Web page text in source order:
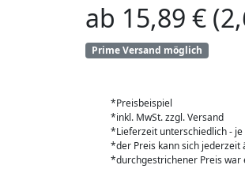
ab 15,89 €
Prime Versand möglich
*Preisbeispiel
*inkl. MwSt. zzgl. Versand
*Lieferzeit unterschiedlich -
*der Preis kann sich jederzeit
*durchgestrichener Preis war